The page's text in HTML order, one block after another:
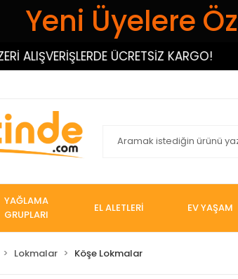
Yeni Üyelere
ÜCRETSİZ KARGO!
YAĞLAMA
GRUPLARI
EL ALETLERİ EV YAŞAM
Lokmalar Köşe Lokmalar